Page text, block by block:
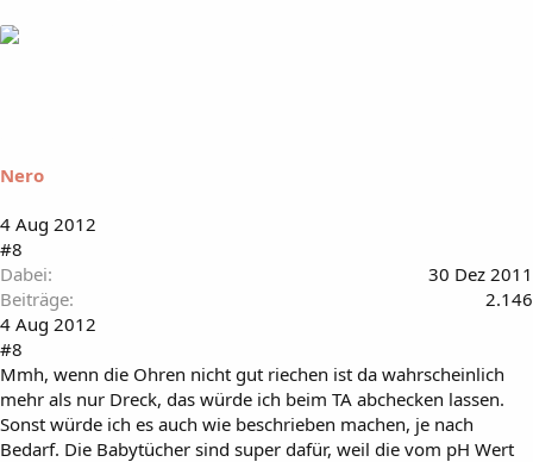
Nero
4 Aug 2012
#8
Dabei
30 Dez 2011
Beiträge
2.146
4 Aug 2012
#8
Mmh, wenn die Ohren nicht gut riechen ist da wahrscheinlich
mehr als nur Dreck, das würde ich beim TA abchecken lassen.
Sonst würde ich es auch wie beschrieben machen, je nach
Bedarf. Die Babytücher sind super dafür, weil die vom pH Wert